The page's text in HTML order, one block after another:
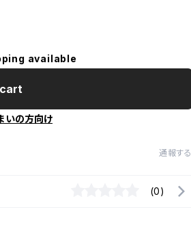
available
いの方向け
通報する
(0)